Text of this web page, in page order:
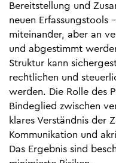
Bereitstellung und
neuen Erfassungstools
miteinander, aber an
und abgestimmt
Struktur kann
rechtlichen und
werden. Die Rolle des
Bindeglied zwischen
klares Verständnis der
Kommunikation und
Das Ergebnis sind